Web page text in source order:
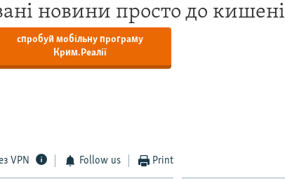
новини просто до кишені
спробуй мобільну програму
Крим.Реалії
VPN Follow us Print